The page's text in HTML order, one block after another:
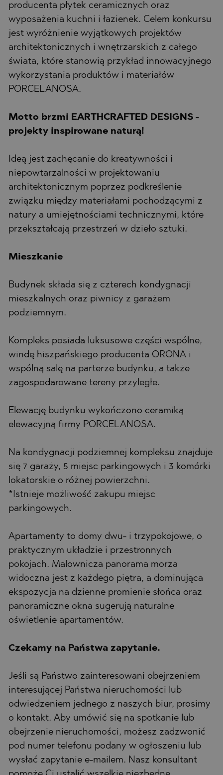
producenta płytek ceramicznych oraz
wyposażenia kuchni i łazienek. Celem konkursu
jest wyróżnienie wyjątkowych projektów
architektonicznych i wnętrzarskich z całego
świata, które stanowią przykład innowacyjnego
wykorzystania produktów i materiałów
PORCELANOSA.
Motto brzmi EARTHCRAFTED DESIGNS -
projekty inspirowane naturą!
Ideą jest zachęcanie do kreatywności i
niepowtarzalności w projektowaniu
architektonicznym poprzez podkreślenie
związku między materiałami pochodzącymi z
natury a umiejętnościami technicznymi, które
przekształcają przestrzeń w dzieło sztuki.
Mieszkanie
Budynek składa się z czterech kondygnacji
mieszkalnych oraz piwnicy z garażem
podziemnym.
Kompleks posiada luksusowe części wspólne,
windę hiszpańskiego producenta ORONA i
wspólną salę na parterze budynku, a także
zagospodarowane tereny przyległe.
Elewację budynku wykończono ceramiką
elewacyjną firmy PORCELANOSA.
Na kondygnacji podziemnej kompleksu znajduje
się 7 garaży, 5 miejsc parkingowych i 3 komórki
lokatorskie o różnej powierzchni.
*Istnieje możliwość zakupu miejsc
parkingowych.
Apartamenty to domy dwu- i trzypokojowe, o
praktycznym układzie i przestronnych
pokojach. Malownicza panorama morza
widoczna jest z każdego piętra, a dominująca
ekspozycja na dzienne promienie słońca oraz
panoramiczne okna sugerują naturalne
oświetlenie apartamentów.
Czekamy na Państwa zapytanie.
Jeśli są Państwo zainteresowani obejrzeniem
interesującej Państwa nieruchomości lub
odwiedzeniem jednego z naszych biur, prosimy
o kontakt. Aby umówić się na spotkanie lub
obejrzenie nieruchomości, możesz zadzwonić
pod numer telefonu podany w ogłoszeniu lub
wysłać zapytanie e-mailem. Nasz konsultant